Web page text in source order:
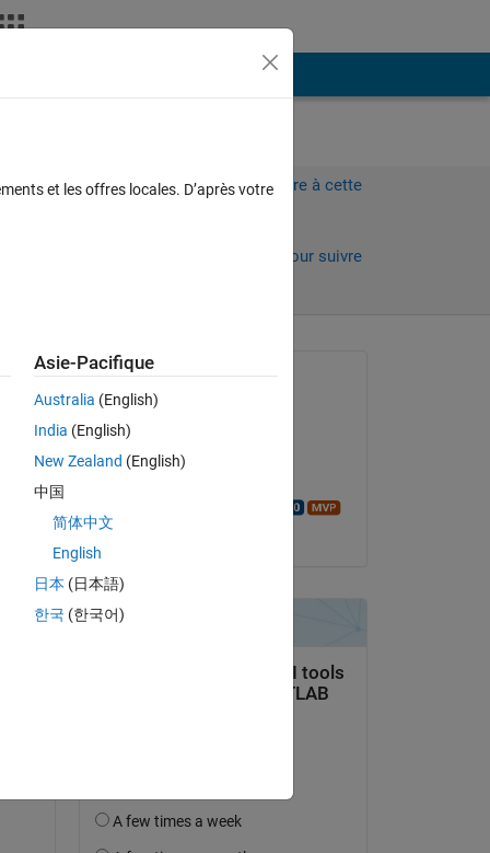
Connectez-vous pour répondre à cette
Connectez-vous pour suivre
Oyedeji
le 12 Août 2023
le 5 Oct 2023
et les offres locales. D’après votre
Asie-Pacifique
Australia (English)
India (English)
New Zealand (English)
中国
简体中文
English
日本 (日本語)
한국 (한국어)